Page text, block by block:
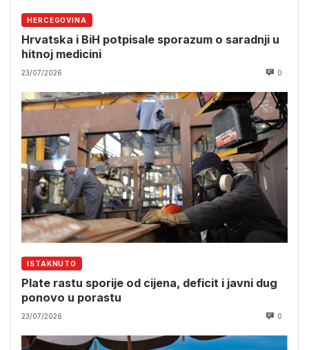
HERCEGOVINA
Hrvatska i BiH potpisale sporazum o saradnji u
hitnoj medicini
23/07/2026 0
ISTAKNUTO
Plate rastu sporije od cijena, deficit i javni dug
ponovo u porastu
23/07/2026 0